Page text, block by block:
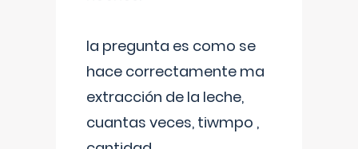
la pregunta es como se
hace correctamente ma
extracción de la leche,
cuantas veces, tiwmpo ,